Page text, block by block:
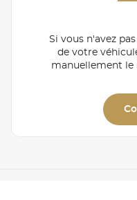
Si vous n'avez
de votre
manuellement le